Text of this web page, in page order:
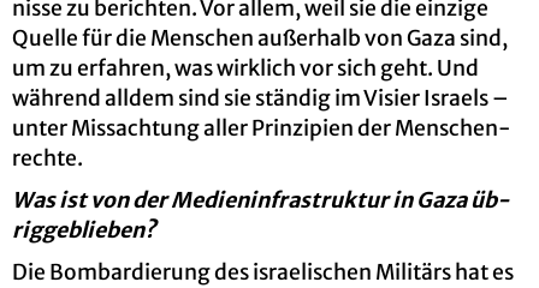
nis­se zu be­rich­ten. Vor allem, weil sie die ein­zi­ge
Quel­le für die Men­schen au­ßer­halb von Gaza sind,
um zu er­fah­ren, was wirk­lich vor sich geht. Und
wäh­rend all­dem sind sie stän­dig im Vi­sier Is­ra­els –
unter Miss­ach­tung aller Prin­zi­pi­en der Men­schen­
rech­te.
Was ist von der Me­di­en­in­fra­struk­tur in Gaza üb­
rig­ge­blie­ben?
Die Bom­bar­die­rung des is­rae­li­schen Mi­li­tärs hat es